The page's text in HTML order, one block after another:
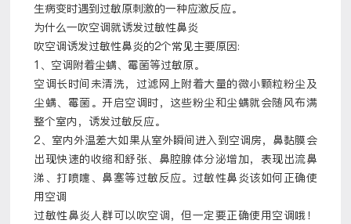
生病变时遇到过敏原刺激的一种应激反应。
为什么一吹空调就诱发过敏性鼻炎
吹空调诱发过敏性鼻炎的2个常见主要原因:
1 、空调附着尘螨、霉菌等过敏原。
空调长时间未清洗，过滤网上附着大量的微小颗粒粉尘及
尘螨、霉菌。开启空调时，这些粉尘和尘螨就会随风布满
整个室内，诱发过敏反应。
2、室内外温差大如果从室外瞬间进入到空调房，鼻黏膜会
出现快速的收缩和舒张、鼻腔腺体分泌增加，表现出流鼻
涕、打喷嚏、鼻塞等过敏反应。过敏性鼻炎该如何正确使
用空调
过敏性鼻炎人群可以吹空调，但一定要正确使用空调哦！